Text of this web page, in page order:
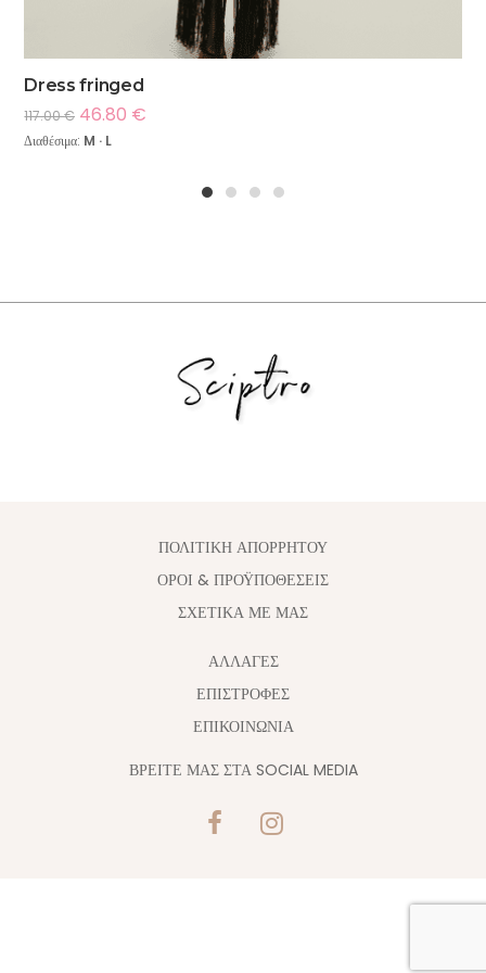
Dress fringed
117.00€ 46.80 €
Διαθέσιμα: M · L
ΠΟΛΙΤΙΚΗ ΑΠΟΡΡΗΤΟΥ
ΟΡΟΙ & ΠΡΟΫΠΟΘΕΣΕΙΣ
ΣΧΕΤΙΚΑ ΜΕ ΜΑΣ
ΑΛΛΑΓΈΣ
ΕΠΙΣΤΡΟΦΕΣ
ΕΠΙΚΟΙΝΩΝΙΑ
ΒΡΕΙΤΕ ΜΑΣ ΣΤΑ SOCIAL MEDIA